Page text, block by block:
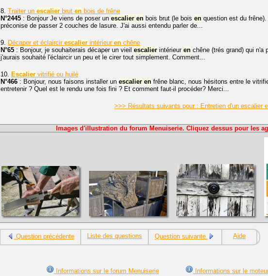
8. Traiter un escalier brut en bois de frêne
N°2445 : Bonjour Je viens de poser un escalier en bois brut (le bois en question est du
préconise de passer 2 couches de lasure. J'ai aussi entendu parler de...
9. Décaper et éclaircir escalier intérieur en chêne
N°65 : Bonjour, je souhaiterais décaper un vieil escalier intérieur en chêne (trés grand) qui n'a
j'aurais souhaité l'éclaircir un peu et le cirer tout simplement. Comment...
10. Escalier vitrifié ou huilé
N°466 : Bonjour, nous faisons installer un escalier en frêne blanc, nous hésitons entre le
entretenir ? Quel est le rendu une fois fini ? Et comment faut-il procéder? Merci...
>>> Résultats suivants pour : Entretien d'un escalier
Images d'illustration du forum Menuiserie. Cliquez dessus pour les
Question précédente Liste des questions Question suivante Aide
Informations sur le forum Menuiserie Informations sur le